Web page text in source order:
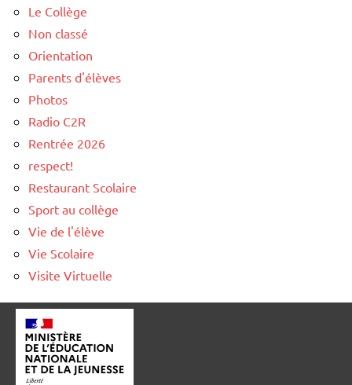
Le Collège
Non classé
Orientation
Parents d'élèves
Photos
Radio C2R
Rentrée 2026
respect!
Restaurant Scolaire
Sport au collège
Vie de l'élève
Vie Scolaire
Visite Virtuelle